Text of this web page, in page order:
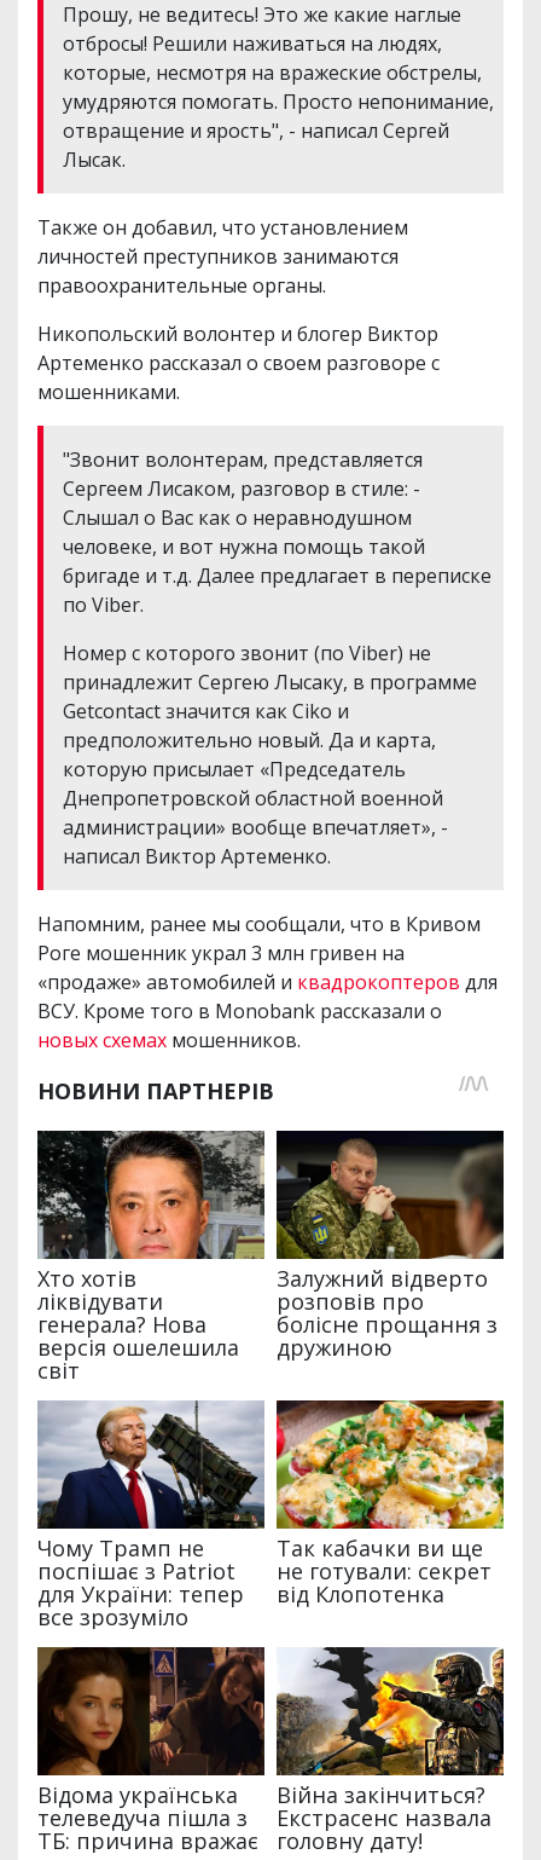
Прошу, не ведитесь! Это же какие наглые
отбросы! Решили наживаться на людях,
которые, несмотря на вражеские обстрелы,
умудряются помогать. Просто непонимание,
отвращение и ярость", - написал Сергей
Лысак.
Также он добавил, что установлением
личностей преступников занимаются
правоохранительные органы.
Никопольский волонтер и блогер Виктор
Артеменко рассказал о своем разговоре с
мошенниками.
"Звонит волонтерам, представляется
Сергеем Лисаком, разговор в стиле: -
Слышал о Вас как о неравнодушном
человеке, и вот нужна помощь такой
бригаде и т.д. Далее предлагает в переписке
по Viber.
Номер с которого звонит (по Viber) не
принадлежит Сергею Лысаку, в программе
Getcontact значится как Ciko и
предположительно новый. Да и карта,
которую присылает «Председатель
Днепропетровской областной военной
администрации» вообще впечатляет», -
написал Виктор Артеменко.
Напомним, ранее мы сообщали, что в Кривом
Роге мошенник украл 3 млн гривен на
«продаже» автомобилей и квадрокоптеров для
ВСУ. Кроме того в Monobank рассказали о
новых схемах мошенников.